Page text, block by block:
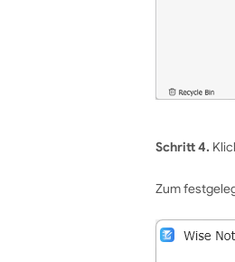
Schritt 4.
Zum